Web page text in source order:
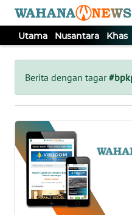
Utama Nusantara Khas
Berita dengan tagar
Tutup
UTAMA
NUSANTARA
KHAS
SERBA-